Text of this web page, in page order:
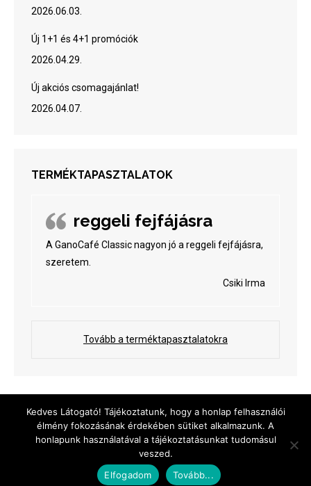
2026.06.03.
Új 1+1 és 4+1 promóciók
2026.04.29.
Új akciós csomagajánlat!
2026.04.07.
TERMÉKTAPASZTALATOK
reggeli fejfájásra
A GanoCafé Classic nagyon jó a reggeli fejfájásra,
szeretem.
Csiki Irma
Tovább a terméktapasztalatokra
Menu
+36-20-420-83-42
info@ganoexcel.hu
Kedves Látogató! Tájékoztatunk, hogy a honlap felhasználói
élmény fokozásának érdekében sütiket alkalmazunk. A
honlapunk használatával a tájékoztatásunkat tudomásul
veszed.
Elfogadom
Tovább...